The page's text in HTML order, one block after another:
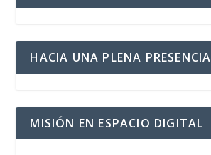
HACIA UNA PLENA PRESENCIA
MISIÓN EN ESPACIO DIGITAL